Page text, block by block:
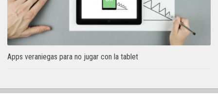
Apps veraniegas para no jugar con la tablet